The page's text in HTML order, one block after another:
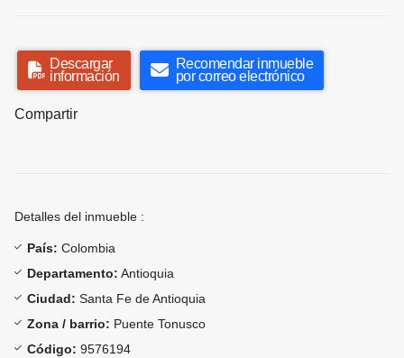
Descargar
información
Recomendar inmueble
por correo electrónico
Compartir
Detalles del inmueble :
País: Colombia
Departamento: Antioquia
Ciudad: Santa Fe de Antioquia
Zona / barrio: Puente Tonusco
Código: 9576194